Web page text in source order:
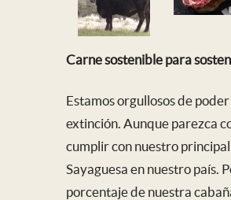
Carne sostenible para
Estamos orgullosos de
extinción. Aunque parezca
cumplir con nuestro
Sayaguesa en nuestro país.
porcentaje de nuestra